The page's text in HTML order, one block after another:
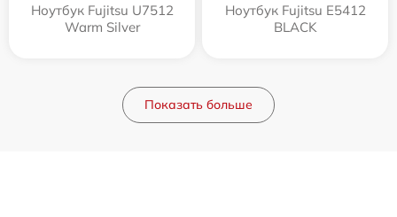
Ноутбук Fujitsu U7512
Warm Silver
Ноутбук Fujitsu E5412
BLACK
Показать больше